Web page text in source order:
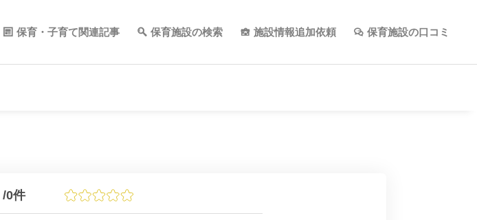
保育・子育て関連記事 保育施設の検索 施設情報追加依頼 保育施設の口コミ
/0件